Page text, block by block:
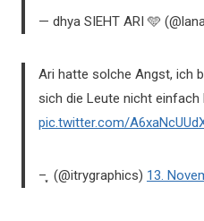
— dhya SIEHT ARI 🩵
Ari hatte solche Angst, ich
sich die Leute nicht einfach
pic.twitter.com/
– ִֶָ (@itrygraphics) 13.